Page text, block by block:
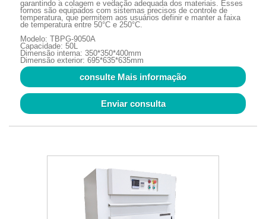
garantindo a colagem e vedação adequada dos materiais. Esses
fornos são equipados com sistemas precisos de controle de
temperatura, que permitem aos usuários definir e manter a faixa
de temperatura entre 50°C e 250°C.
Modelo: TBPG-9050A
Capacidade: 50L
Dimensão interna: 350*350*400mm
Dimensão exterior: 695*635*635mm
consulte Mais informação
Enviar consulta